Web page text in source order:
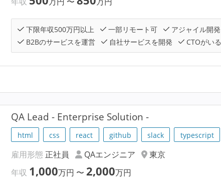
下限年収500万円以上 一部リモート可 アジャイル開発
B2Bのサービスを運営
自社サービスを開発 CTOがいる
QA Lead - Enterprise Solution -
html css react github slack typescript
雇用形態 正社員 QAエンジニア
東京
年収 1,000万円 〜2,000万円